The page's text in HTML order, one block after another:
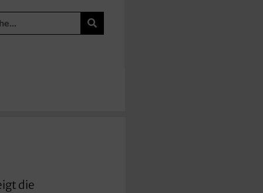
die